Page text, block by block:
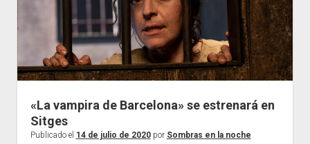
menú
desplegable
Programas completos
abrir
menú
desplegable
Temporada V
Temporada IV
360 VR
Actualidad
En imágenes
Entrevistas
Podcast
Contacto
«La vampira de Barcelona» se estrenará en
Sitges
Publicado el 14 de julio de 2020por Sombras en la noche